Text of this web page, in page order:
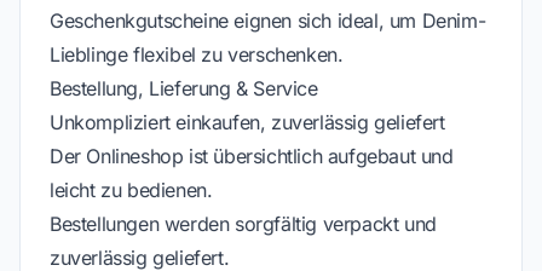
Geschenkgutscheine eignen sich ideal, um Denim-
Lieblinge flexibel zu verschenken.
Bestellung, Lieferung & Service
Unkompliziert einkaufen, zuverlässig geliefert
Der Onlineshop ist übersichtlich aufgebaut und
leicht zu bedienen.
Bestellungen werden sorgfältig verpackt und
zuverlässig geliefert.